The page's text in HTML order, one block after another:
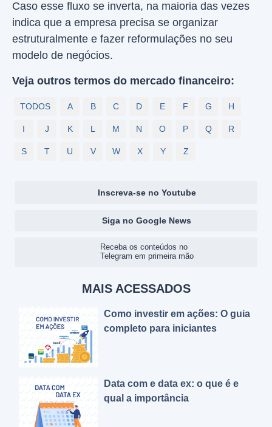
Caso esse fluxo se inverta, na maioria das vezes
indica que a empresa precisa se organizar
estruturalmente e fazer reformulações no seu
modelo de negócios.
Veja outros termos do mercado financeiro:
TODOS A B C D E F G H
I J K L M N O P Q R
S T U V W X Y Z
Inscreva-se no Youtube
Siga no Google News
Receba os conteúdos no
Telegram em primeira mão
MAIS ACESSADOS
Como investir em ações: O guia
completo para iniciantes
Data com e data ex: o que é e
qual a importância